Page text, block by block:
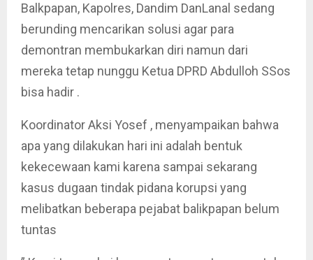
Balkpapan, Kapolres, Dandim DanLanal sedang
berunding mencarikan solusi agar para
demontran membukarkan diri namun dari
mereka tetap nunggu Ketua DPRD Abdulloh SSos
bisa hadir .
Koordinator Aksi Yosef , menyampaikan bahwa
apa yang dilakukan hari ini adalah bentuk
kekecewaan kami karena sampai sekarang
kasus dugaan tindak pidana korupsi yang
melibatkan beberapa pejabat balikpapan belum
tuntas